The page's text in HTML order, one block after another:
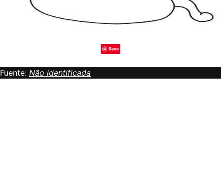
Save
Fuente: Não identificada